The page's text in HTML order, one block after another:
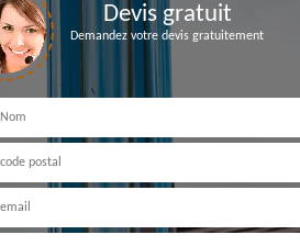
Devis gratuit
Demandez votre devis gratuitement